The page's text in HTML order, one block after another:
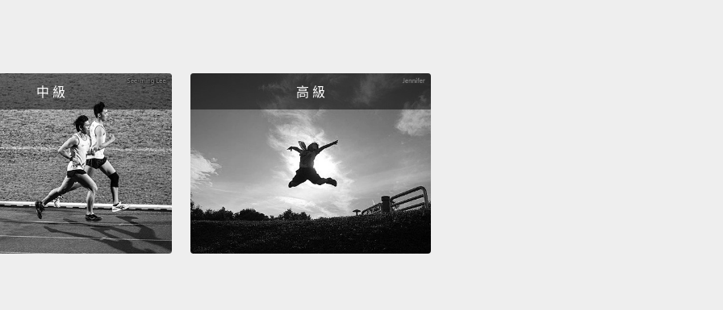
need to be reminded to keep going.
二：生活不簡單，但你也不簡單。有時我們都需要被提醒要堅
持下去。
Number 1: Something nice!
anything nice to say, you're not thinking hard enough.
一：說些好話!任何好話都行!如果你想不到任何好話可說，你
就沒有認真在想。
中 級 高 級